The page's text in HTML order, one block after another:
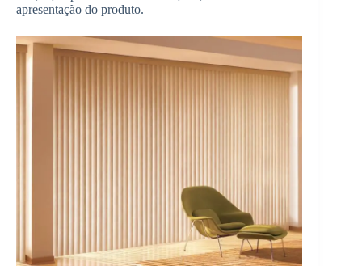
apresentação do produto.